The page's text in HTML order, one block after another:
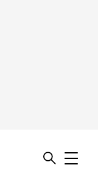
Toggle